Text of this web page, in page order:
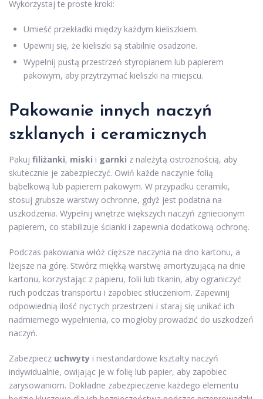
Wykorzystaj te proste kroki:
Umieść przekładki między każdym kieliszkiem.
Upewnij się, że kieliszki są stabilnie osadzone.
Wypełnij pustą przestrzeń styropianem lub papierem
pakowym, aby przytrzymać kieliszki na miejscu.
Pakowanie innych naczyń
szklanych i ceramicznych
Pakuj filiżanki, miski i garnki z należytą ostrożnością, aby
skutecznie je zabezpieczyć. Owiń każde naczynie folią
bąbelkową lub papierem pakowym. W przypadku ceramiki,
stosuj grubsze warstwy ochronne, gdyż jest podatna na
uszkodzenia. Wypełnij wnętrze większych naczyń zgniecionym
papierem, co stabilizuje ścianki i zapewnia dodatkową ochronę.
Podczas pakowania włóż cięższe naczynia na dno kartonu, a
lżejsze na górę. Stwórz miękką warstwę amortyzującą na dnie
kartonu, korzystając z papieru, folii lub tkanin, aby ograniczyć
ruch podczas transportu i zapobiec stłuczeniom. Zapewnij
odpowiednią ilość пустych przestrzeni i staraj się unikać ich
nadmiernego wypełnienia, co mogłoby prowadzić do uszkodzeń
naczyń.
Zabezpiecz uchwyty i niestandardowe kształty naczyń
indywidualnie, owijając je w folię lub papier, aby zapobiec
zarysowaniom. Dokładne zabezpieczenie każdego elementu